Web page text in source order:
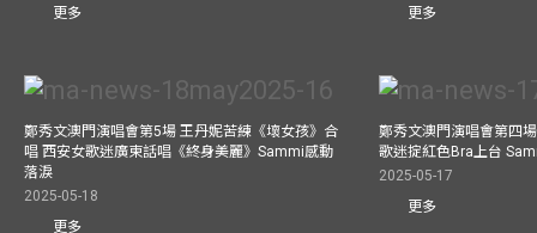
更多
更多
鄭秀文澳門演唱會第5場 王丹妮苦練《壞女孩》合
唱 西安女歌迷廣東話唱《終身美麗》Sammi感動
落淚
2025-05-18
更多
鄭秀文澳門演唱會第四
歌迷掟紅色Bra上台
2025-05-17
更多